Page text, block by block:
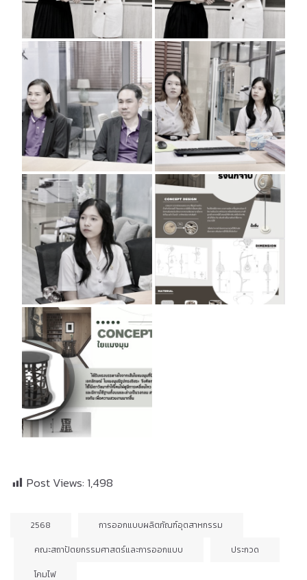
Post Views: 1,498
2568
การออกแบบผลิตภัณฑ์อุตสาหกรรม
คณะสถาปัตยกรรมศาสตร์และการออกแบบ
ประกวด
โคมไฟ